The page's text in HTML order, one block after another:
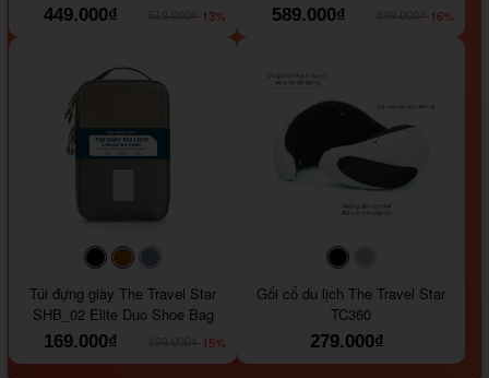
449.000₫
-13%
589.000₫
-16%
#000000#964B00
Túi đựng giày The Travel Star
SHB_02 Elite Duo Shoe Bag
169.000₫
-15%
#000000
Gối cổ du lịch The Travel Star
TC360
279.000₫